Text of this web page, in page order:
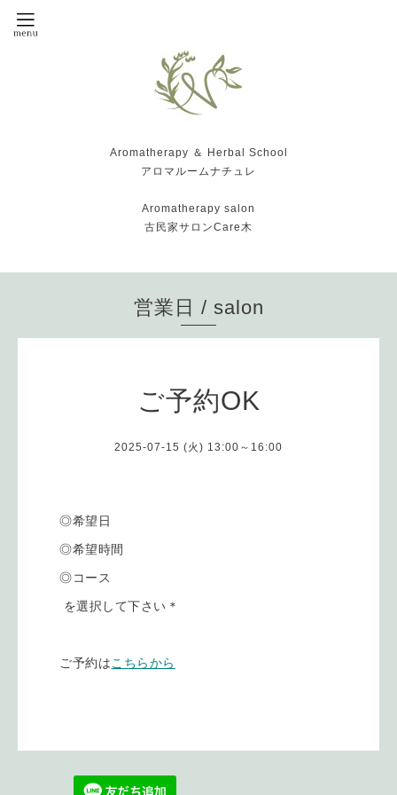
Aromatherapy ＆ Herbal School
アロマルームナチュレ
Aromatherapy salon
古民家サロンCare木
営業日 / salon
ご予約OK
2025-07-15 (火) 13:00～16:00
◎希望日
◎希望時間
◎コース
を選択して下さい＊
ご予約はこちらから